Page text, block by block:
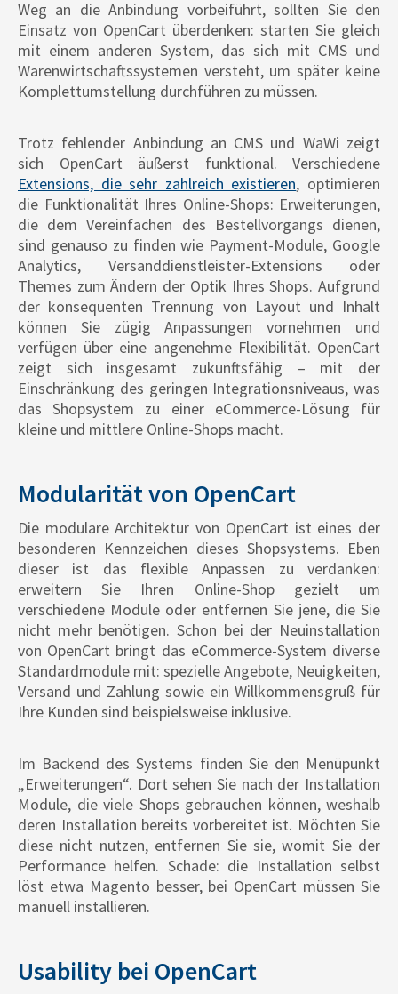
Weg an die Anbindung vorbeiführt, sollten Sie den
Einsatz von OpenCart überdenken: starten Sie gleich
mit einem anderen System, das sich mit CMS und
Warenwirtschaftssystemen versteht, um später keine
Komplettumstellung durchführen zu müssen.
Trotz fehlender Anbindung an CMS und WaWi zeigt
sich OpenCart äußerst funktional. Verschiedene
Extensions, die sehr zahlreich existieren, optimieren
die Funktionalität Ihres Online-Shops: Erweiterungen,
die dem Vereinfachen des Bestellvorgangs dienen,
sind genauso zu finden wie Payment-Module, Google
Analytics, Versanddienstleister-Extensions oder
Themes zum Ändern der Optik Ihres Shops. Aufgrund
der konsequenten Trennung von Layout und Inhalt
können Sie zügig Anpassungen vornehmen und
verfügen über eine angenehme Flexibilität. OpenCart
zeigt sich insgesamt zukunftsfähig – mit der
Einschränkung des geringen Integrationsniveaus, was
das Shopsystem zu einer eCommerce-Lösung für
kleine und mittlere Online-Shops macht.
Modularität von OpenCart
Die modulare Architektur von OpenCart ist eines der
besonderen Kennzeichen dieses Shopsystems. Eben
dieser ist das flexible Anpassen zu verdanken:
erweitern Sie Ihren Online-Shop gezielt um
verschiedene Module oder entfernen Sie jene, die Sie
nicht mehr benötigen. Schon bei der Neuinstallation
von OpenCart bringt das eCommerce-System diverse
Standardmodule mit: spezielle Angebote, Neuigkeiten,
Versand und Zahlung sowie ein Willkommensgruß für
Ihre Kunden sind beispielsweise inklusive.
Im Backend des Systems finden Sie den Menüpunkt
„Erweiterungen“. Dort sehen Sie nach der Installation
Module, die viele Shops gebrauchen können, weshalb
deren Installation bereits vorbereitet ist. Möchten Sie
diese nicht nutzen, entfernen Sie sie, womit Sie der
Performance helfen. Schade: die Installation selbst
löst etwa Magento besser, bei OpenCart müssen Sie
manuell installieren.
Usability bei OpenCart